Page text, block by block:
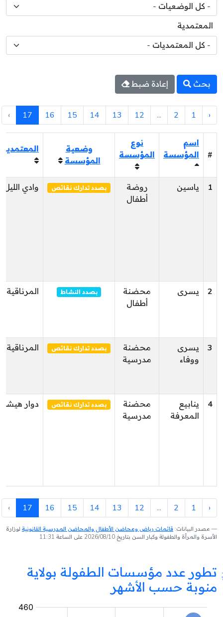
المعتمدية
بحث إعادة ضبط
‹
1
2
...
12
13
14
15
16
17
›
#
اسم
المؤسسة
نوع
المؤسسة
وضعية
المؤسسة
المعتمدية
1 ياسين
روضة
أطفال
بصدد تدارك نقائص وادي الليل
2 يسرى
محضنة
أطفال
بصدد النشاط المرناقية
3
يسرى
ووفاء
محضنة
مدرسية
بصدد تدارك نقائص المرناقية
4
ينابيع
المعرفة
محضنة
مدرسية
بصدد تدارك نقائص دوار هيشر
‹
1
2
...
12
13
14
15
16
17
›
مصدر البيانات: قائمات رياض ومحاضن الأطفال والمحاضن المدرسية القانونية لوزارة
الأسرة والمرأة والطفولة وكبار السن بتاريخ 2026/08/10 على الساعة 11:31
تطور عدد مؤسسات الطفولة بولاية
منوبة حسب الأشهر
مؤسسة